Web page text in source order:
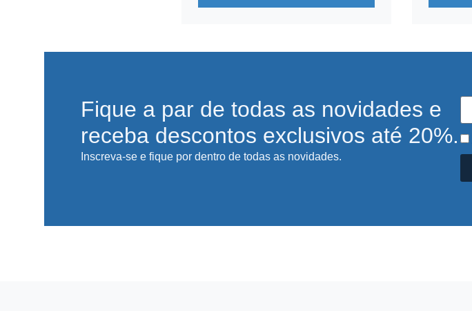
Fique a par de todas as novidades e
receba descontos exclusivos até 20%.
Inscreva-se e fique por dentro de todas as novidades.